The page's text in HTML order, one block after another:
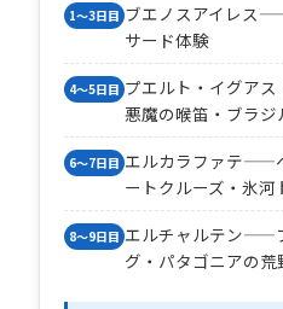
1〜3日目 ブエノスアイレス
サード体験
4〜5日目 プエルト・イグア
悪魔の喉笛・ブラ
6〜7日目 エルカラファテ——
ートクルーズ・氷河
8〜9日目 エルチャルテン——
グ・パタゴニアの荒